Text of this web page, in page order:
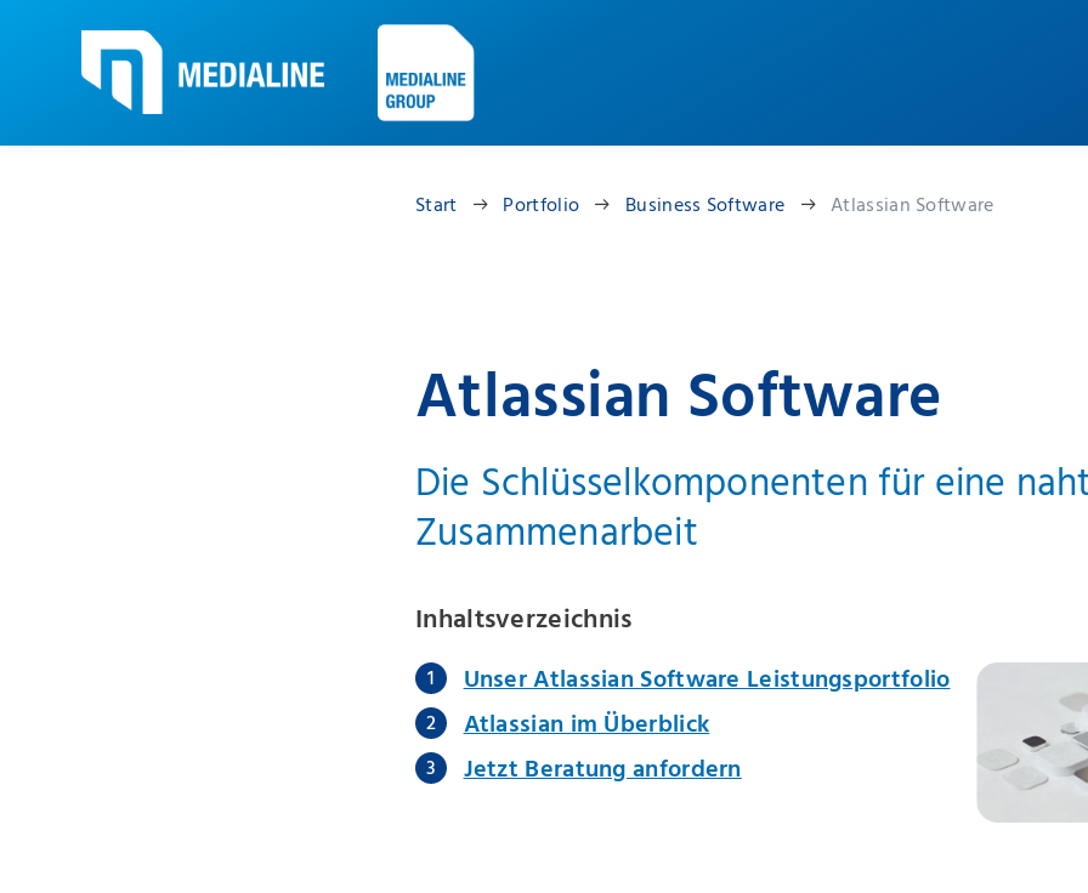
Start Portfolio Business Software Atlassian Software
Atlassian Software
Die Schlüsselkomponenten für eine
Zusammenarbeit
Inhaltsverzeichnis
Unser Atlassian Software Leistungsportfolio
Atlassian im Überblick
Jetzt Beratung anfordern